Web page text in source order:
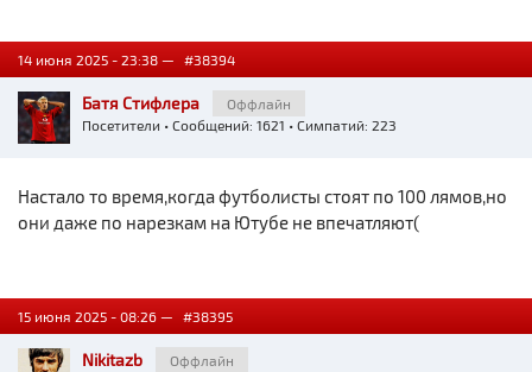
14 июня 2025 - 23:38 — #38394
Батя Стифлера
Оффлайн
Посетители • Сообщений: 1621 • Симпатий: 223
Настало то время,когда футболисты стоят по 100 лямов,но
они даже по нарезкам на Ютубе не впечатляют(
15 июня 2025 - 08:26 — #38395
Nikitazb
Оффлайн